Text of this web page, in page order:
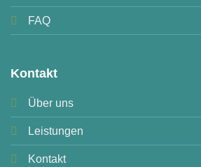
FAQ
Kontakt
Über uns
Leistungen
Kontakt